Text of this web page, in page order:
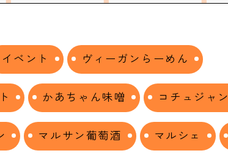
イベント ヴィーガンらーめん
かあちゃん味噌 コチュジャン
マルサン葡萄酒 マルシェ